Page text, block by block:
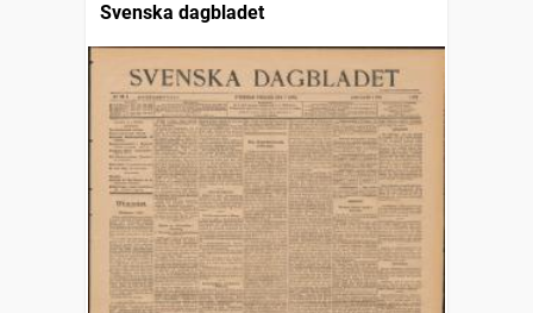
Svenska dagbladet